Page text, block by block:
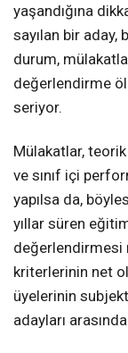
yaşandığına
sayılan bir aday,
durum,
değerlendirme
seriyor.
Mülakatlar,
ve sınıf içi
yapılsa da,
yıllar süren
değerlendirmesi
kriterlerinin net
üyelerinin
adayları